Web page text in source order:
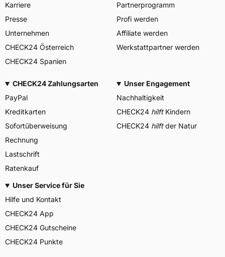
Karriere
Presse
Unternehmen
CHECK24 Österreich
CHECK24 Spanien
Partnerprogramm
Profi werden
Affiliate werden
Werkstattpartner werden
CHECK24 Zahlungsarten
PayPal
Kreditkarten
Sofortüberweisung
Rechnung
Lastschrift
Ratenkauf
Unser Engagement
Nachhaltigkeit
CHECK24 hilftKindern
CHECK24 hilftder Natur
Unser Service für Sie
Hilfe und Kontakt
CHECK24 App
CHECK24 Gutscheine
CHECK24 Punkte